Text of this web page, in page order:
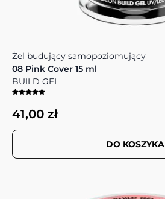
Żel budujący samopoziomujący
08 Pink Cover 15 ml
BUILD GEL
41,00 zł
DO KOSZYKA